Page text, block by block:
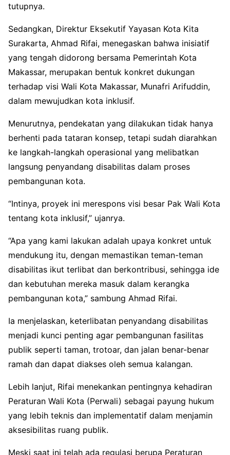
tutupnya.
Sedangkan, Direktur Eksekutif Yayasan Kota Kita
Surakarta, Ahmad Rifai, menegaskan bahwa inisiatif
yang tengah didorong bersama Pemerintah Kota
Makassar, merupakan bentuk konkret dukungan
terhadap visi Wali Kota Makassar, Munafri Arifuddin,
dalam mewujudkan kota inklusif.
Menurutnya, pendekatan yang dilakukan tidak hanya
berhenti pada tataran konsep, tetapi sudah diarahkan
ke langkah-langkah operasional yang melibatkan
langsung penyandang disabilitas dalam proses
pembangunan kota.
“Intinya, proyek ini merespons visi besar Pak Wali Kota
tentang kota inklusif,” ujanrya.
“Apa yang kami lakukan adalah upaya konkret untuk
mendukung itu, dengan memastikan teman-teman
disabilitas ikut terlibat dan berkontribusi, sehingga ide
dan kebutuhan mereka masuk dalam kerangka
pembangunan kota,” sambung Ahmad Rifai.
Ia menjelaskan, keterlibatan penyandang disabilitas
menjadi kunci penting agar pembangunan fasilitas
publik seperti taman, trotoar, dan jalan benar-benar
ramah dan dapat diakses oleh semua kalangan.
Lebih lanjut, Rifai menekankan pentingnya kehadiran
Peraturan Wali Kota (Perwali) sebagai payung hukum
yang lebih teknis dan implementatif dalam menjamin
aksesibilitas ruang publik.
Meski saat ini telah ada regulasi berupa Peraturan